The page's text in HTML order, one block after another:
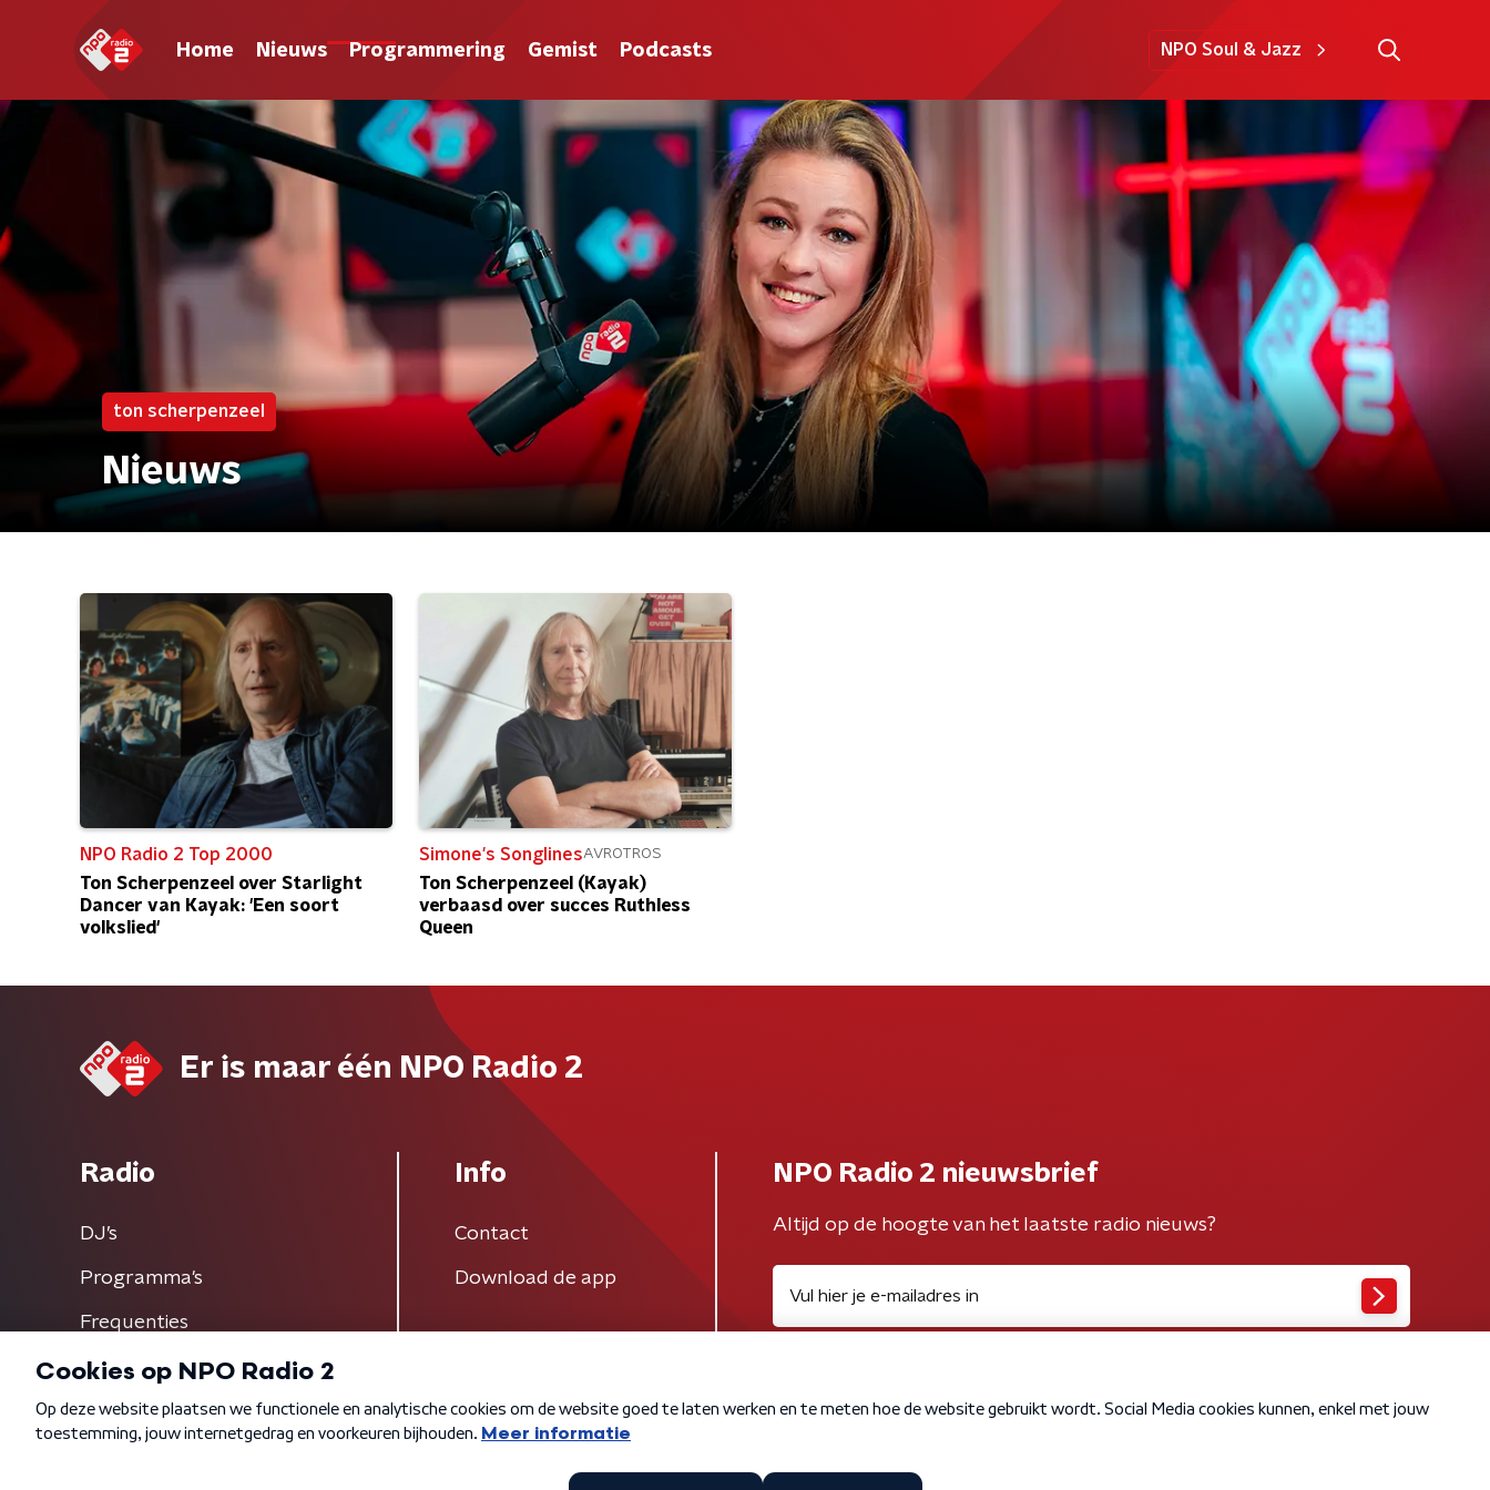
Home Nieuws Programmering Gemist Podcasts NPO Soul & Jazz
ton scherpenzeel
Nieuws
NPO Radio 2 Top 2000
Ton Scherpenzeel over Starlight
Dancer van Kayak: 'Een soort
volkslied'
Simone's SonglinesAVROTROS
Ton Scherpenzeel (Kayak)
verbaasd over succes Ruthless
Queen
Er is maar één NPO Radio 2
Radio
DJ’s
Programma's
Frequenties
Info
Contact
Download de app
NPO Radio 2 nieuwsbrief
Altijd op de hoogte van het laatste radio nieuws?
Algemene voorwaarden Privacybeleid